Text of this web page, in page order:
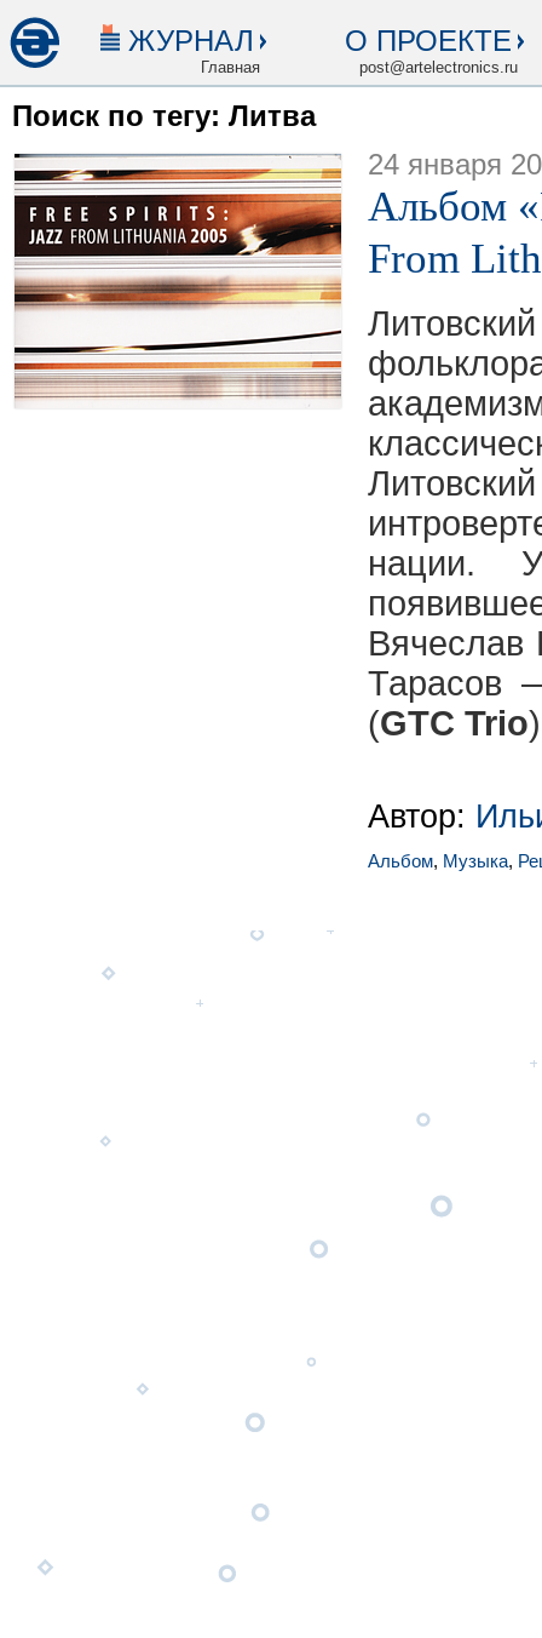
ЖУРНАЛ
Главная
О ПРОЕКТЕ
post@artelectronics.ru
Поиск по тегу: Литва
24 января
Альбом
From
нации.
Тарасов
(GTC Trio
Автор:
Альбом, Музыка,